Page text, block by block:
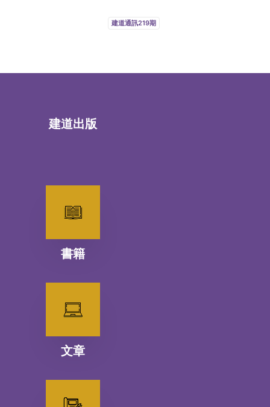
建道通訊219期
建道出版
書籍
文章